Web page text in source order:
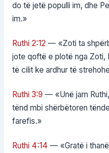
do të jetë populli im, dhe
im.»
Ruthi 2:12 — «Zoti ta
jote qoftë e plotë nga Zoti,
të cilit ke ardhur të
Ruthi 3:9 — «Unë jam
tënd mbi shërbëtoren
farefis.»
Ruthi 4:14 — «Gratë i